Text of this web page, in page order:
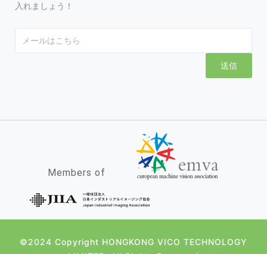
入れましょう！
送信
Members of
©2024 Copyright HONGKONG VICO TECHNOLOGY